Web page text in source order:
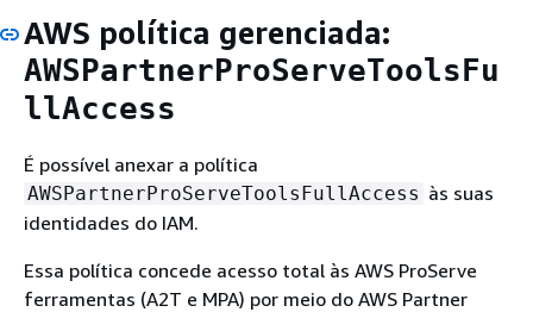
AWS política gerenciada:
AWSPartnerProServeToolsFu
llAccess
É possível anexar a política
AWSPartnerProServeToolsFullAccess às suas
identidades do IAM.
Essa política concede acesso total às AWS ProServe
ferramentas (A2T e MPA) por meio do AWS Partner